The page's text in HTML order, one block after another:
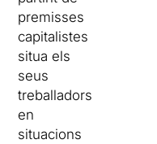
premisses
capitalistes
situa els
seus
treballadors
en
situacions